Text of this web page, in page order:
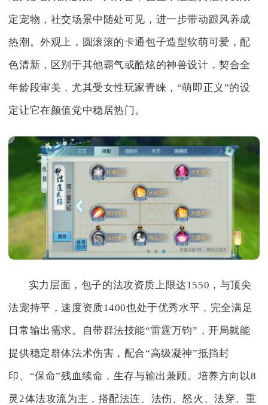
定宠物，社交场景中随处可见，进一步带动跟风养成
热潮。外观上，圆滚滚的卡通包子造型软萌可爱，配
色清新，区别于其他霸气或酷炫的神兽设计，契合全
年龄段审美，尤其受女性玩家青睐，“萌即正义”的设
定让它在颜值党中稳居热门。
实力层面，包子的法攻资质上限达1550，与顶尖
法宠持平，速度资质1400也处于优秀水平，完全满足
日常输出需求。自带群法技能“雷霆万钧”，开局就能
提供稳定群体法术伤害，配合“高级凝神”抵挡封
印、“保命”残血续命，生存与输出兼顾。培养方向以8
灵2体法攻流为主，搭配法连、法伤、怒火、法穿、重